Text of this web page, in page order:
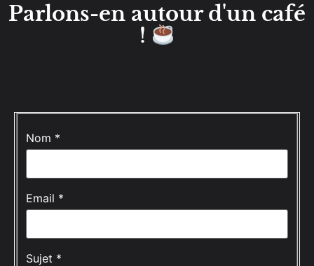
Parlons-en autour d'un café
!
nous
Nom *
Email *
Sujet *